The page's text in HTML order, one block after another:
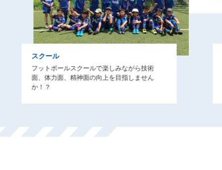
スクール
フットボールスクールで楽しみながら技術
面、体力面、精神面の向上を目指しません
か！？